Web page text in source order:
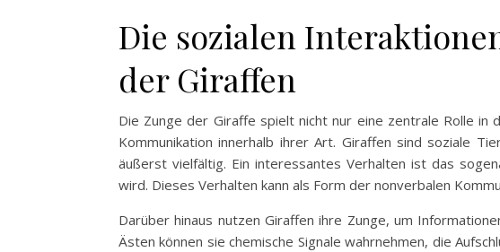
Die sozialen
der Giraffen
Die Zunge der Giraffe spielt nicht nur eine zentrale Rolle in
Kommunikation innerhalb ihrer Art. Giraffen sind soziale
äußerst vielfältig. Ein interessantes Verhalten ist das
wird. Dieses Verhalten kann als Form der nonverbalen
Darüber hinaus nutzen Giraffen ihre Zunge, um
Ästen können sie chemische Signale wahrnehmen, die